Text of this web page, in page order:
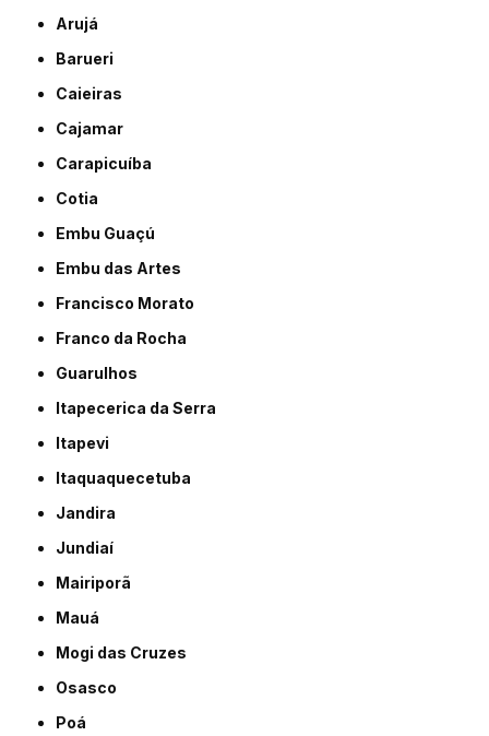
Arujá
Barueri
Caieiras
Cajamar
Carapicuíba
Cotia
Embu Guaçú
Embu das Artes
Francisco Morato
Franco da Rocha
Guarulhos
Itapecerica da Serra
Itapevi
Itaquaquecetuba
Jandira
Jundiaí
Mairiporã
Mauá
Mogi das Cruzes
Osasco
Poá